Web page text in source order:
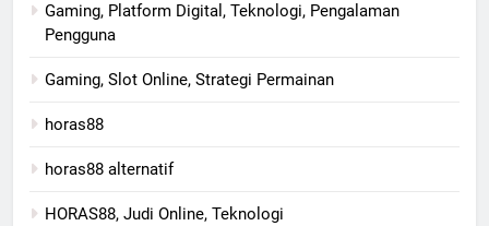
Gaming, Platform Digital, Teknologi, Pengalaman
Pengguna
Gaming, Slot Online, Strategi Permainan
horas88
horas88 alternatif
HORAS88, Judi Online, Teknologi